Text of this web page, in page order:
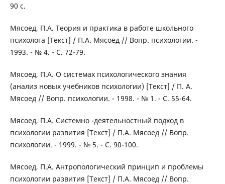
90 с.
Мясоед, П.А. Теория и практика в работе школьного
психолога [Текст] / П.А. Мясоед // Вопр. психологии. -
1993. - № 4. - С. 72-79.
Мясоед, П.А. О системах психологического знания
(анализ новых учебников психологии) [Текст] / П. А.
Мясоед // Вопр. психологии. - 1998. - № 1. - С. 55-64.
Мясоед, П.А. Системно -деятельностный подход в
психологии развития [Текст] / П.А. Мясоед // Вопр.
психологии. - 1999. - № 5. - С. 90-100.
Мясоед, П.А. Антропологический принцип и проблемы
психологии развития [Текст] / П.А. Мясоед // Вопр.